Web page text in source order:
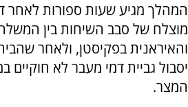
המהלך מגיע שעות ספורות לאחר
מוצלח של סבב השיחות בין
והאיראנית בפקיסטן, ולאחר
יסבול גביית דמי מעבר לא חוקיים
המצר.